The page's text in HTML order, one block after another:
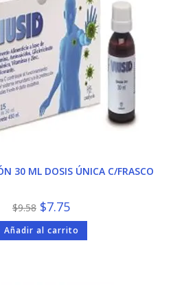
30 ML DOSIS ÚNICA C/FRASCO
$9.58 El
precio
original
era:
$9.58.
$7.75El
precio
actual
es:
$7.75.
Añadir al carrito